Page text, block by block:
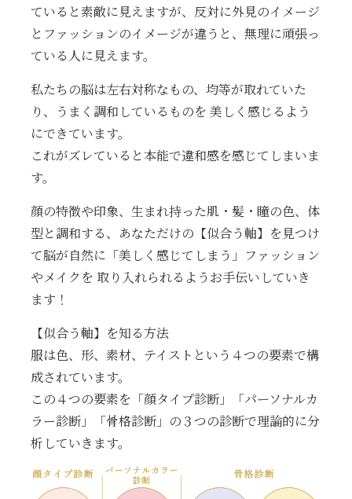
ていると素敵に見えますが、反対に外見のイメージ
とファッションのイメージが違うと、無理に頑張っ
ている人に見えます。
私たちの脳は左右対称なもの、均等が取れていた
り、うまく調和しているものを 美しく感じるよう
にできています。
これがズレていると本能で違和感を感じてしまいま
す。
顔の特徴や印象、生まれ持った肌・髪・瞳の色、体
型と調和する、あなただけの【似合う軸】を見つけ
て脳が自然に「美しく感じてしまう」ファッション
やメイクを 取り入れられるようお手伝いしていき
ます！
【似合う軸】を知る方法
服は色、形、素材、テイストという４つの要素で構
成されています。
この４つの要素を「顔タイプ診断」「パーソナルカ
ラー診断」「骨格診断」の３つの診断で理論的に分
析していきます。